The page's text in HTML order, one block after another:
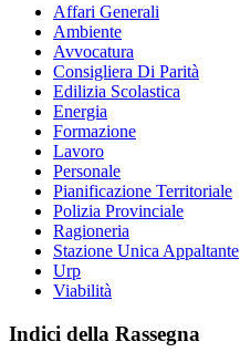
Affari Generali
Ambiente
Avvocatura
Consigliera Di Parità
Edilizia Scolastica
Energia
Formazione
Lavoro
Personale
Pianificazione Territoriale
Polizia Provinciale
Ragioneria
Stazione Unica Appaltante
Urp
Viabilità
Indici della Rassegna